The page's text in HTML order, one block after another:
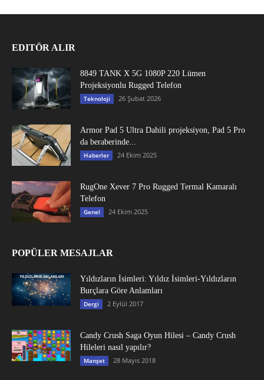
EDITÖR ALIR
8849 TANK X 5G 1080P 220 Lümen
Projeksiyonlu Rugged Telefon
Teknoloji 26 Şubat 2026
Armor Pad 5 Ultra Dahili projeksiyon, Pad 5 Pro
da beraberinde...
Haberler 24 Ekim 2025
RugOne Xever 7 Pro Rugged Termal Kamaralı
Telefon
Genel 24 Ekim 2025
POPÜLER MESAJLAR
Yıldızların İsimleri: Yıldız İsimleri-Yıldızların
Burçlara Göre Anlamları
Dergi 2 Eylül 2017
Candy Crush Saga Oyun Hilesi – Candy Crush
Hileleri nasıl yapılır?
Manşet 28 Mayıs 2018